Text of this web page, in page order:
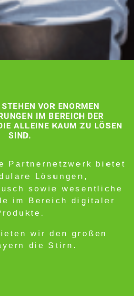
VOR ENORMEN
IM BEREICH DER
ALLEINE KAUM ZU LÖSEN
SIND.
Partnernetzwerk bietet
Lösungen,
sowie wesentliche
im Bereich digitaler
wir den großen
die Stirn.